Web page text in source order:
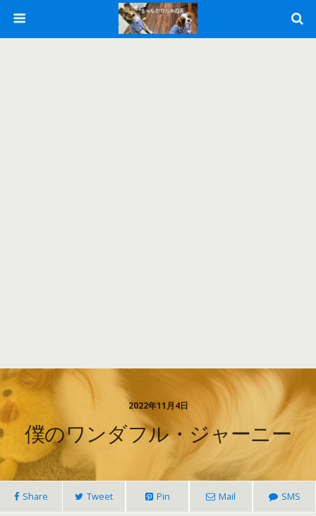
2022年11月4日
僕のワンダフル・ジャーニー
Share Tweet Pin Mail SMS